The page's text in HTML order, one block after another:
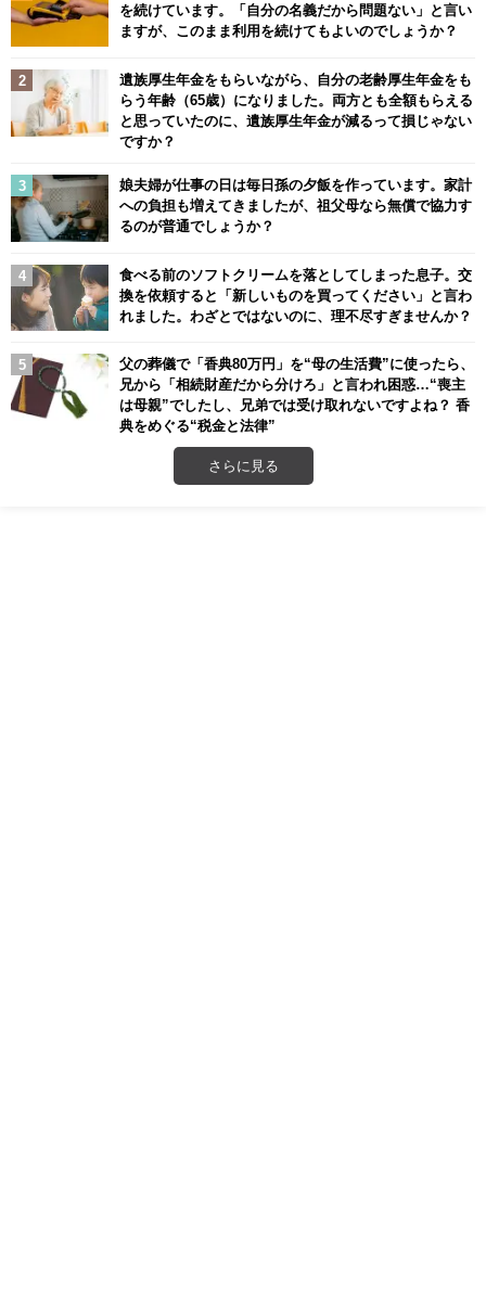
を続けています。「自分の名義だから問題ない」と言い
ますが、このまま利用を続けてもよいのでしょうか？
遺族厚生年金をもらいながら、自分の老齢厚生年金をも
らう年齢（65歳）になりました。両方とも全額もらえる
と思っていたのに、遺族厚生年金が減るって損じゃない
ですか？
娘夫婦が仕事の日は毎日孫の夕飯を作っています。家計
への負担も増えてきましたが、祖父母なら無償で協力す
るのが普通でしょうか？
食べる前のソフトクリームを落としてしまった息子。交
換を依頼すると「新しいものを買ってください」と言わ
れました。わざとではないのに、理不尽すぎませんか？
父の葬儀で「香典80万円」を“母の生活費”に使ったら、
兄から「相続財産だから分けろ」と言われ困惑…“喪主
は母親”でしたし、兄弟では受け取れないですよね？ 香
典をめぐる“税金と法律”
さらに見る